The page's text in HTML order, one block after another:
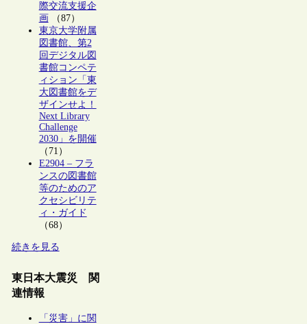
際交流支援企
画 （87）
東京大学附属
図書館、第2
回デジタル図
書館コンペテ
ィション「東
大図書館をデ
ザインせよ！
Next Library
Challenge
2030」を開催
（71）
E2904 – フラ
ンスの図書館
等のためのア
クセシビリテ
ィ・ガイド
（68）
続きを見る
東日本大震災 関
連情報
「災害」に関